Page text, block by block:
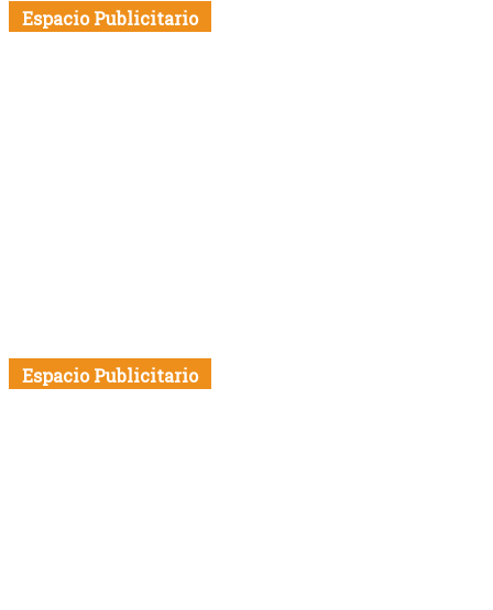
Espacio Publicitario
Espacio Publicitario